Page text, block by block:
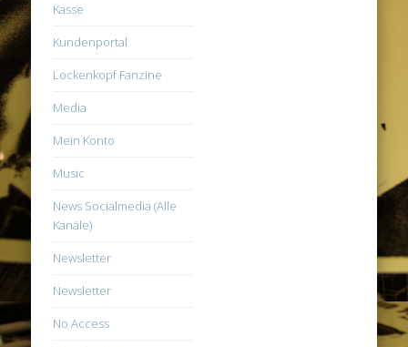
Kasse
Kundenportal
Lockenkopf Fanzine
Media
Mein Konto
Music
News Socialmedia (Alle
Kanäle)
Newsletter
Newsletter
No Access